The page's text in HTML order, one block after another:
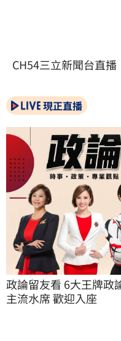
CH54三立新聞台直播
現正直播
政論留友看 6大王牌政
主流水席 歡迎入座